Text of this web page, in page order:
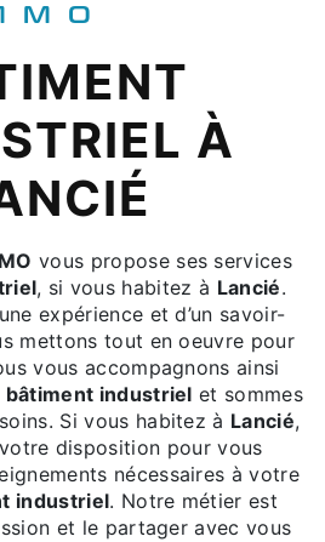
À
vous propose ses services
, si vous habitez à Lancié.
expérience et d’un savoir-
mettons tout en oeuvre pour
vous accompagnons ainsi
bâtiment industriel et sommes
Si vous habitez à Lancié,
disposition pour vous
nécessaires à votre
industriel. Notre métier est
et le partager avec vous